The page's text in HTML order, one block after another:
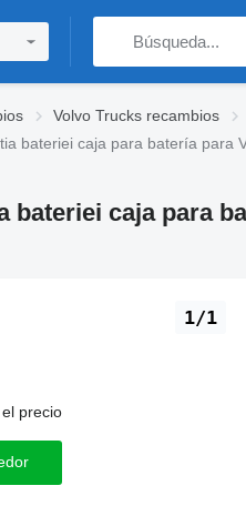
Volvo Trucks recambios
bateriei caja para batería para
bateriei caja para
1/1
precio